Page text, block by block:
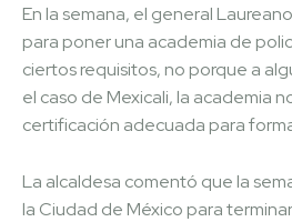
En la semana, el general
para poner una academia de
ciertos requisitos, no porque a
el caso de Mexicali, la academia
certificación adecuada para
La alcaldesa comentó que la
la Ciudad de México para